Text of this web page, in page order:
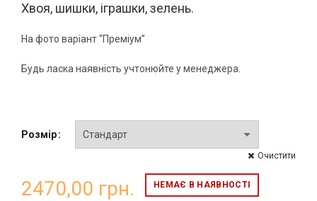
Хвоя, шишки, іграшки, зелень.
На фото варіант “Преміум”
Будь ласка наявність учтонюйте у менеджера.
Розмір
Очистити
2470,00 грн. НЕМАЄ В НАЯВНОСТІ